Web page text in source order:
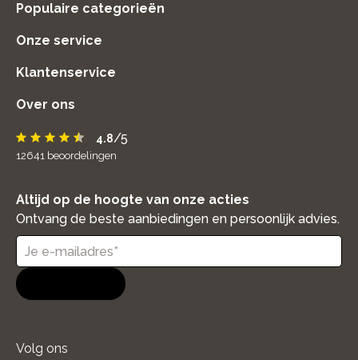
Populaire categorieën
Onze service
Klantenservice
Over ons
4.8/5
12641 beoordelingen
Altijd op de hoogte van onze acties
Ontvang de beste aanbiedingen en persoonlijk advies.
Volg ons